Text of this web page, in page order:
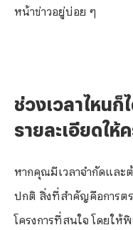
หน้าข่าวอยู่บ่อย ๆ
ช่วงเวลาไหนก็
รายละเอียดให้
หากคุณมีเวลาจำกัดและ
ปกติ สิ่งที่สำคัญคือการต
โครงการที่สนใจ โดยให้